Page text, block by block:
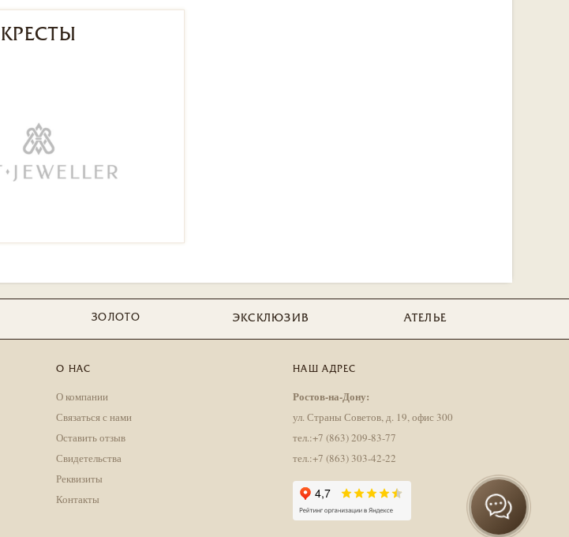
КРЕСТЫ
ЗОЛОТО ЭКСКЛЮЗИВ АТЕЛЬЕ
О НАС
О компании
Связаться с нами
Оставить отзыв
Свидетельства
Реквизиты
Контакты
НАШ АДРЕС
Ростов-на-Дону:
ул. Страны Советов, д. 19, офис 300
тел.:+7 (863) 209-83-77
тел.:+7 (863) 303-42-22